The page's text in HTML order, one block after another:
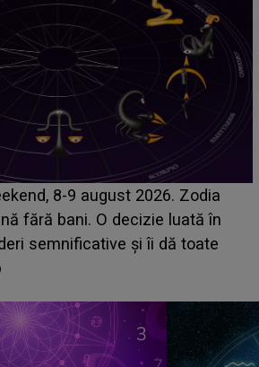
DETALIU ASCUNS până
concurentul din Casa Iubirii
NEAȘTEPTATĂ despre mama
față, eu nu te iubesc pentru